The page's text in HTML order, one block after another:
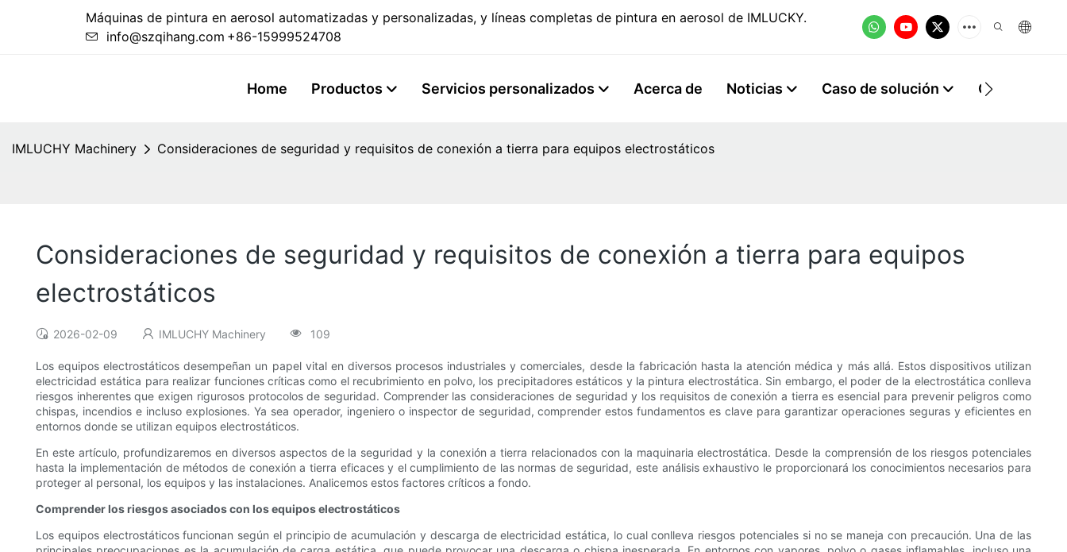
Máquinas de pintura en aerosol automatizadas y personalizadas, y líneas completas de pintura en aerosol de IMLUCKY.
info@szqihang.com +86-15999524708
Home Productos Servicios personalizados Acerca de Noticias Caso de solución Contacto
IMLUCHY Machinery Consideraciones de seguridad y requisitos de conexión a tierra para equipos electrostáticos
Consideraciones de seguridad y requisitos de conexión a tierra para equipos
electrostáticos
2026-02-09 IMLUCHY Machinery 109
Los equipos electrostáticos desempeñan un papel vital en diversos procesos industriales y comerciales, desde la fabricación hasta la atención médica y más allá. Estos dispositivos utilizan
electricidad estática para realizar funciones críticas como el recubrimiento en polvo, los precipitadores estáticos y la pintura electrostática. Sin embargo, el poder de la electrostática conlleva
riesgos inherentes que exigen rigurosos protocolos de seguridad. Comprender las consideraciones de seguridad y los requisitos de conexión a tierra es esencial para prevenir peligros como
chispas, incendios e incluso explosiones. Ya sea operador, ingeniero o inspector de seguridad, comprender estos fundamentos es clave para garantizar operaciones seguras y eficientes en
entornos donde se utilizan equipos electrostáticos.
En este artículo, profundizaremos en diversos aspectos de la seguridad y la conexión a tierra relacionados con la maquinaria electrostática. Desde la comprensión de los riesgos potenciales
hasta la implementación de métodos de conexión a tierra eficaces y el cumplimiento de las normas de seguridad, este análisis exhaustivo le proporcionará los conocimientos necesarios para
proteger al personal, los equipos y las instalaciones. Analicemos estos factores críticos a fondo.
Comprender los riesgos asociados con los equipos electrostáticos
Los equipos electrostáticos funcionan según el principio de acumulación y descarga de electricidad estática, lo cual conlleva riesgos potenciales si no se maneja con precaución. Una de las